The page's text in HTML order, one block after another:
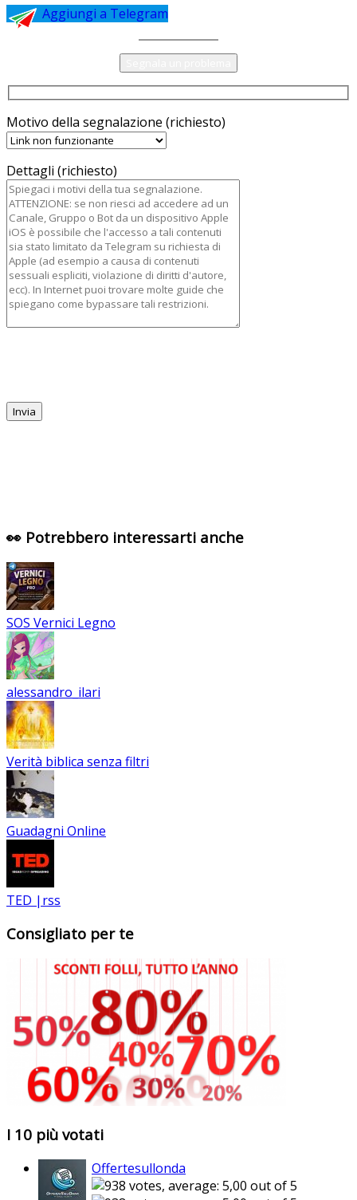
Aggiungi a Telegram
Motivo della segnalazione (richiesto)
Dettagli (richiesto)
👀 Potrebbero interessarti anche
SOS Vernici Legno
alessandro_ilari
Verità biblica senza filtri
Guadagni Online
TED |rss
Consigliato per te
I 10 più votati
Offertesullonda